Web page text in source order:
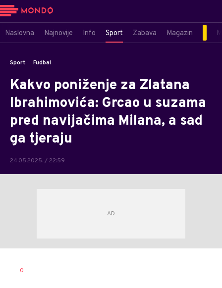
Naslovna Najnovije Info Sport Zabava Magazin
Sport Fudbal
Kakvo poniženje za Zlatana
Ibrahimovića: Grcao u suzama
pred navijačima Milana, a sad
ga tjeraju
24.05.2025. / 22:59
AUTOR
0